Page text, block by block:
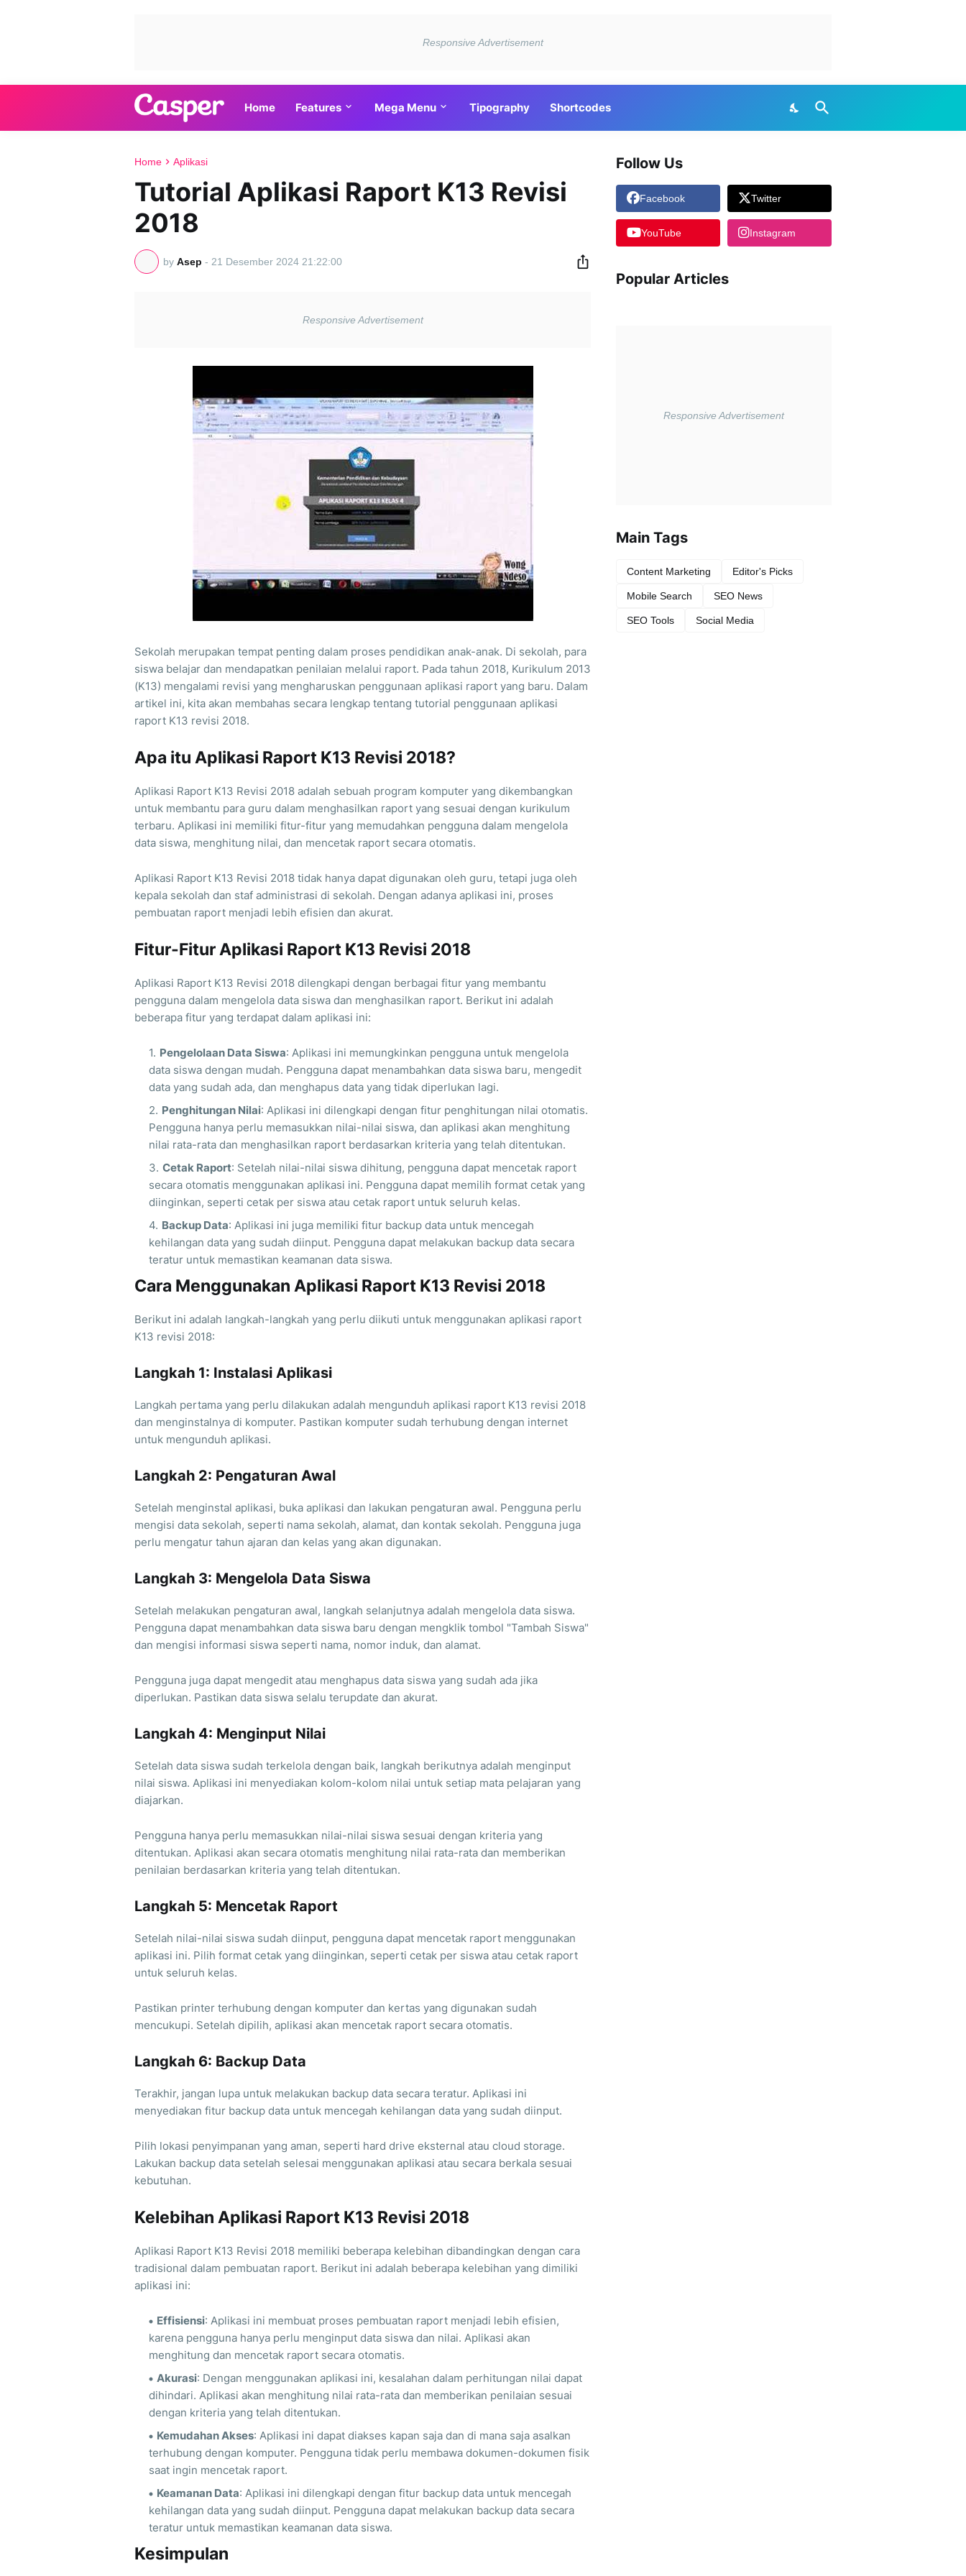
Home Features Mega Menu Tipography Shortcodes
Home Aplikasi
Tutorial Aplikasi Raport K13 Revisi
2018
by Asep - 21 Desember 2024 21:22:00
Sekolah merupakan tempat penting dalam proses pendidikan anak-anak. Di sekolah, para
siswa belajar dan mendapatkan penilaian melalui raport. Pada tahun 2018, Kurikulum 2013
(K13) mengalami revisi yang mengharuskan penggunaan aplikasi raport yang baru. Dalam
artikel ini, kita akan membahas secara lengkap tentang tutorial penggunaan aplikasi
raport K13 revisi 2018.
Apa itu Aplikasi Raport K13 Revisi 2018?
Aplikasi Raport K13 Revisi 2018 adalah sebuah program komputer yang dikembangkan
untuk membantu para guru dalam menghasilkan raport yang sesuai dengan kurikulum
terbaru. Aplikasi ini memiliki fitur-fitur yang memudahkan pengguna dalam mengelola
data siswa, menghitung nilai, dan mencetak raport secara otomatis.
Aplikasi Raport K13 Revisi 2018 tidak hanya dapat digunakan oleh guru, tetapi juga oleh
kepala sekolah dan staf administrasi di sekolah. Dengan adanya aplikasi ini, proses
pembuatan raport menjadi lebih efisien dan akurat.
Fitur-Fitur Aplikasi Raport K13 Revisi 2018
Aplikasi Raport K13 Revisi 2018 dilengkapi dengan berbagai fitur yang membantu
pengguna dalam mengelola data siswa dan menghasilkan raport. Berikut ini adalah
beberapa fitur yang terdapat dalam aplikasi ini:
Pengelolaan Data Siswa: Aplikasi ini memungkinkan pengguna untuk mengelola
data siswa dengan mudah. Pengguna dapat menambahkan data siswa baru, mengedit
data yang sudah ada, dan menghapus data yang tidak diperlukan lagi.
Penghitungan Nilai: Aplikasi ini dilengkapi dengan fitur penghitungan nilai otomatis.
Pengguna hanya perlu memasukkan nilai-nilai siswa, dan aplikasi akan menghitung
nilai rata-rata dan menghasilkan raport berdasarkan kriteria yang telah ditentukan.
Cetak Raport: Setelah nilai-nilai siswa dihitung, pengguna dapat mencetak raport
secara otomatis menggunakan aplikasi ini. Pengguna dapat memilih format cetak yang
diinginkan, seperti cetak per siswa atau cetak raport untuk seluruh kelas.
Backup Data: Aplikasi ini juga memiliki fitur backup data untuk mencegah
kehilangan data yang sudah diinput. Pengguna dapat melakukan backup data secara
teratur untuk memastikan keamanan data siswa.
Cara Menggunakan Aplikasi Raport K13 Revisi 2018
Berikut ini adalah langkah-langkah yang perlu diikuti untuk menggunakan aplikasi raport
K13 revisi 2018:
Langkah 1: Instalasi Aplikasi
Langkah pertama yang perlu dilakukan adalah mengunduh aplikasi raport K13 revisi 2018
dan menginstalnya di komputer. Pastikan komputer sudah terhubung dengan internet
untuk mengunduh aplikasi.
Langkah 2: Pengaturan Awal
Setelah menginstal aplikasi, buka aplikasi dan lakukan pengaturan awal. Pengguna perlu
mengisi data sekolah, seperti nama sekolah, alamat, dan kontak sekolah. Pengguna juga
perlu mengatur tahun ajaran dan kelas yang akan digunakan.
Langkah 3: Mengelola Data Siswa
Setelah melakukan pengaturan awal, langkah selanjutnya adalah mengelola data siswa.
Pengguna dapat menambahkan data siswa baru dengan mengklik tombol "Tambah Siswa"
dan mengisi informasi siswa seperti nama, nomor induk, dan alamat.
Pengguna juga dapat mengedit atau menghapus data siswa yang sudah ada jika
diperlukan. Pastikan data siswa selalu terupdate dan akurat.
Langkah 4: Menginput Nilai
Setelah data siswa sudah terkelola dengan baik, langkah berikutnya adalah menginput
nilai siswa. Aplikasi ini menyediakan kolom-kolom nilai untuk setiap mata pelajaran yang
diajarkan.
Pengguna hanya perlu memasukkan nilai-nilai siswa sesuai dengan kriteria yang
ditentukan. Aplikasi akan secara otomatis menghitung nilai rata-rata dan memberikan
penilaian berdasarkan kriteria yang telah ditentukan.
Langkah 5: Mencetak Raport
Setelah nilai-nilai siswa sudah diinput, pengguna dapat mencetak raport menggunakan
aplikasi ini. Pilih format cetak yang diinginkan, seperti cetak per siswa atau cetak raport
untuk seluruh kelas.
Pastikan printer terhubung dengan komputer dan kertas yang digunakan sudah
mencukupi. Setelah dipilih, aplikasi akan mencetak raport secara otomatis.
Langkah 6: Backup Data
Terakhir, jangan lupa untuk melakukan backup data secara teratur. Aplikasi ini
menyediakan fitur backup data untuk mencegah kehilangan data yang sudah diinput.
Pilih lokasi penyimpanan yang aman, seperti hard drive eksternal atau cloud storage.
Lakukan backup data setelah selesai menggunakan aplikasi atau secara berkala sesuai
kebutuhan.
Kelebihan Aplikasi Raport K13 Revisi 2018
Aplikasi Raport K13 Revisi 2018 memiliki beberapa kelebihan dibandingkan dengan cara
tradisional dalam pembuatan raport. Berikut ini adalah beberapa kelebihan yang dimiliki
aplikasi ini:
Effisiensi: Aplikasi ini membuat proses pembuatan raport menjadi lebih efisien,
karena pengguna hanya perlu menginput data siswa dan nilai. Aplikasi akan
menghitung dan mencetak raport secara otomatis.
Akurasi: Dengan menggunakan aplikasi ini, kesalahan dalam perhitungan nilai dapat
dihindari. Aplikasi akan menghitung nilai rata-rata dan memberikan penilaian sesuai
dengan kriteria yang telah ditentukan.
Kemudahan Akses: Aplikasi ini dapat diakses kapan saja dan di mana saja asalkan
terhubung dengan komputer. Pengguna tidak perlu membawa dokumen-dokumen fisik
saat ingin mencetak raport.
Keamanan Data: Aplikasi ini dilengkapi dengan fitur backup data untuk mencegah
kehilangan data yang sudah diinput. Pengguna dapat melakukan backup data secara
teratur untuk memastikan keamanan data siswa.
Kesimpulan
Follow Us
Facebook Twitter
YouTube Instagram
Popular Articles
Main Tags
Content Marketing Editor's Picks
Mobile Search SEO News
SEO Tools Social Media